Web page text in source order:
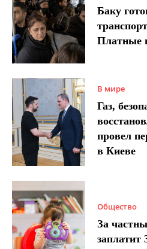
Баку
Платные
В мире
Газ,
провел
в Киеве
Общество
За
заплатит